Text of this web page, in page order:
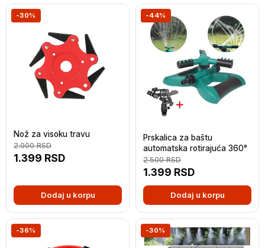
-30%
Nož za visoku travu
1.399 RSD
2.000RSD
Dodaj u korpu
-44%
Prskalica za baštu
automatska rotirajuća 360°
1.399 RSD
2.500RSD
Dodaj u korpu
-36% -30%